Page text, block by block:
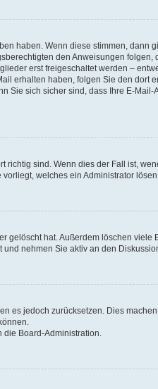
haben. Wenn diese stimmen, dann
den Anweisungen
erst freigeschaltet werden –
erhalten haben, folgen Sie den dort
sich sicher sind, dass Ihre E-
sind. Wenn dies der Fall ist,
welches ein Administrator lösen
hat. Außerdem löschen
nehmen Sie aktiv an den
es jedoch zurücksetzen. Dies
Board-Administration.